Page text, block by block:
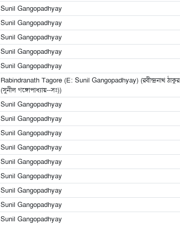
Sunil Gangopadhyay
Sunil Gangopadhyay
Sunil Gangopadhyay
Sunil Gangopadhyay
Sunil Gangopadhyay
Rabindranath Tagore (E: Sunil Gangopadhyay) (রবীন্দ্রনাথ ঠাকুর
(সুনীল গঙ্গোপাধ্যায়--সঃ))
Sunil Gangopadhyay
Sunil Gangopadhyay
Sunil Gangopadhyay
Sunil Gangopadhyay
Sunil Gangopadhyay
Sunil Gangopadhyay
Sunil Gangopadhyay
Sunil Gangopadhyay
Sunil Gangopadhyay